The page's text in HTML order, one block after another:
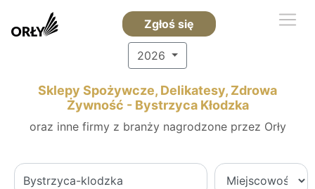
Zgłoś się
2026
Sklepy Spożywcze, Delikatesy, Zdrowa
Żywność - Bystrzyca Kłodzka
oraz inne firmy z branży nagrodzone przez Orły